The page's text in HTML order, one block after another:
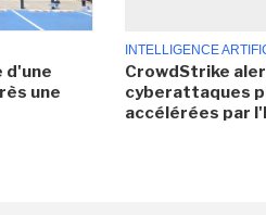
d'une
une
INTELLIGENCE
CrowdStrike
cyberattaques
accélérées par